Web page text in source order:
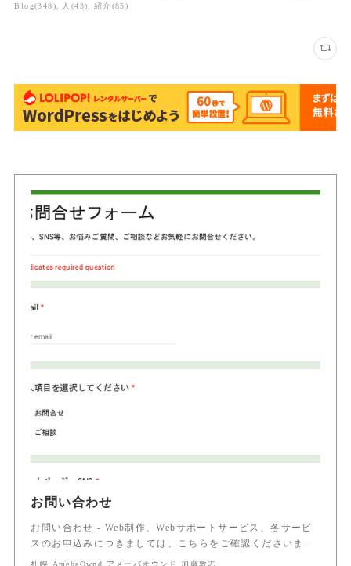
Blog(348) 人 (43) 紹介 (85)
お問い合わせ
お問い合わせ - Web制作、Webサポートサービス、各サービ
スのお申込みにつきましては、こちらをご確認くださいま…
札幌 AmebaOwnd アメーバオウンド 加藤敦志